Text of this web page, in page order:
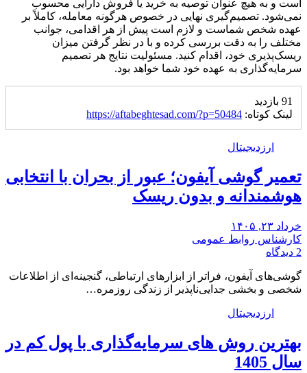
است و به هیچ عنوان توصیه به خرید یا فروش دارایی محسوب
نمی‌شود. تصمیم‌گیری نهایی در خصوص هرگونه معامله، کاملاً بر
عهده شخص شماست و لازم است پیش از هر اقدامی، جوانب
مختلف را به دقت بررسی کرده و با در نظر گرفتن میزان
ریسک‌پذیری خود، اقدام کنید. مسئولیت نتایج هر تصمیم
سرمایه‌گذاری به عهده خود شما خواهد بود.
91 بازدید
لینک کوتاه: https://aftabeghtesad.com/?p=50484
ارزدیجیتال
تعمیر گوشی آیفون؛ عبور از بحران با انتخابی
هوشمندانه و بدون ریسک
خرداد ۲۳, ۱۴۰۵
کارشناس روابط عمومی
2 دیدگاه
گوشی‌های آیفون، فراتر از ابزارهای ارتباطی، گنجینه‌ای از اطلاعات
شخصی و بخشی جدایی‌ناپذیر از زندگی روزمره…
ارزدیجیتال
بهترین روش های سرمایه‌گذاری با پول کم در
سال 1405